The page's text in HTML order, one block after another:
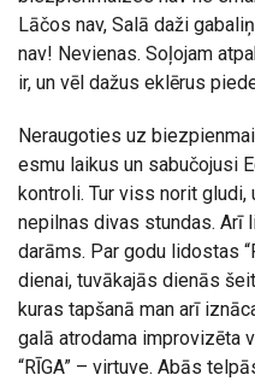
Lāčos nav, Salā daži
nav! Nevienas. Soļojam
ir, un vēl dažus eklērus
Neraugoties uz
esmu laikus un sabučojusi
kontroli. Tur viss norit gludi,
nepilnas divas stundas. Arī
darāms. Par godu lidostas
dienai, tuvākajās dienās
kuras tapšanā man arī
galā atrodama improvizēta
“RĪGA” – virtuve. Abās